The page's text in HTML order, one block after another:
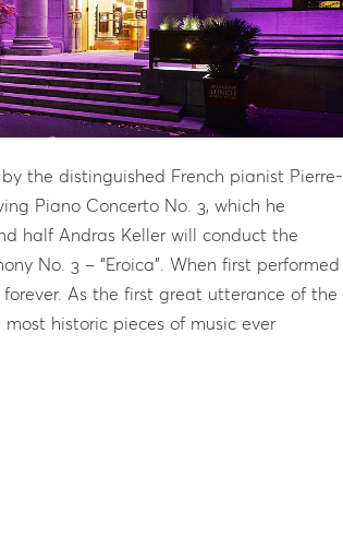
the distinguished French pianist Pierre-
Piano Concerto No. 3, which he
half Andras Keller will conduct the
No. 3 – “Eroica”. When first performed
As the first great utterance of the
historic pieces of music ever